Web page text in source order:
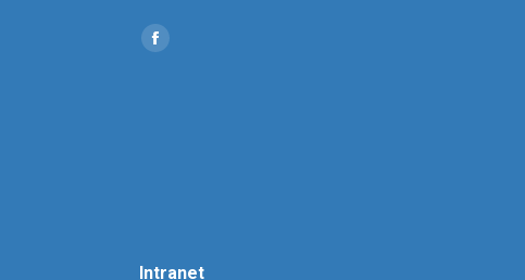
Find us on:
Social
Intranet